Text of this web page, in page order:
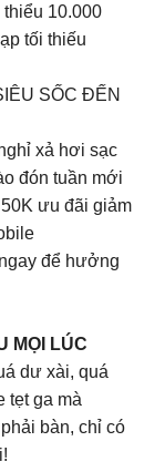
10.000
tối thiếu
SỐC ĐẾN
xả hơi sạc
đón tuần mới
ưu đãi giảm
để hưởng
MỌI LÚC
dư xài, quá
tẹt ga mà
bàn, chỉ có